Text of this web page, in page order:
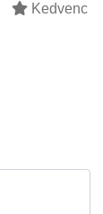
Kedvenc